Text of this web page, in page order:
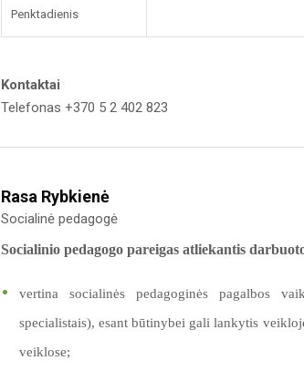
Penktadienis
Kontaktai
Telefonas +370 5 2 402 823
Rasa Rybkienė
Socialinė pedagogė
Socialinio pedagogo pareigas atliekantis
vertina socialinės pedagoginės pagalbos
specialistais), esant būtinybei gali lankytis
veiklose;